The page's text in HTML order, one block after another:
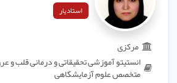
استادیار
مرکزی
انستیتو آموزشی تحقیقاتی و درمانی قلب و
متخصص علوم آزمایشگاهی